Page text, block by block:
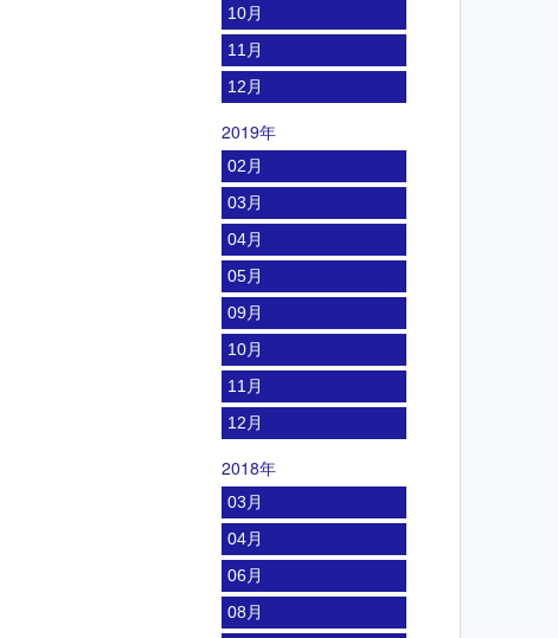
10月
11月
12月
2019年
02月
03月
04月
05月
09月
10月
11月
12月
2018年
03月
04月
06月
08月